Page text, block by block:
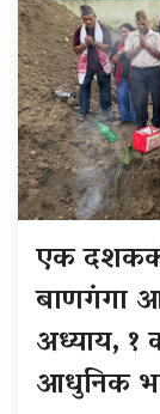
एक
बाणगंगा
अध्याय, १
आधुनिक